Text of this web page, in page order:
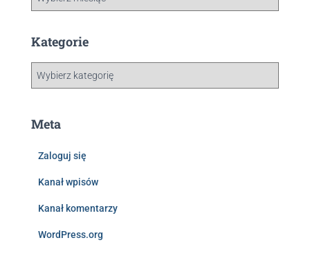
Kategorie
Meta
Zaloguj się
Kanał wpisów
Kanał komentarzy
WordPress.org